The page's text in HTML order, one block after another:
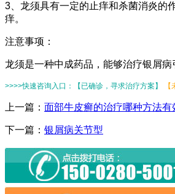
3、龙须具有一定的止痒和杀菌消炎的
痒。
注意事项：
龙须是一种中成药品，能够治疗银屑
>>>>快速咨询入口：【已确诊，寻求治疗方案】
上一篇： 面部牛皮癣的治疗哪种方法有
下一篇： 银屑病关节型